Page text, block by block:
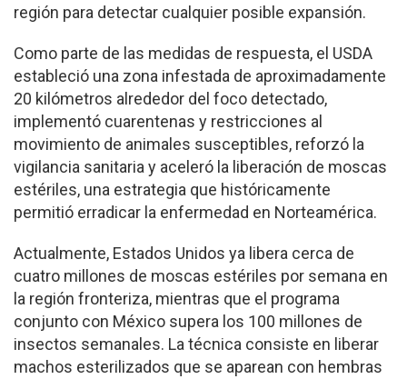
región para detectar cualquier posible expansión.
Como parte de las medidas de respuesta, el USDA
estableció una zona infestada de aproximadamente
20 kilómetros alrededor del foco detectado,
implementó cuarentenas y restricciones al
movimiento de animales susceptibles, reforzó la
vigilancia sanitaria y aceleró la liberación de moscas
estériles, una estrategia que históricamente
permitió erradicar la enfermedad en Norteamérica.
Actualmente, Estados Unidos ya libera cerca de
cuatro millones de moscas estériles por semana en
la región fronteriza, mientras que el programa
conjunto con México supera los 100 millones de
insectos semanales. La técnica consiste en liberar
machos esterilizados que se aparean con hembras